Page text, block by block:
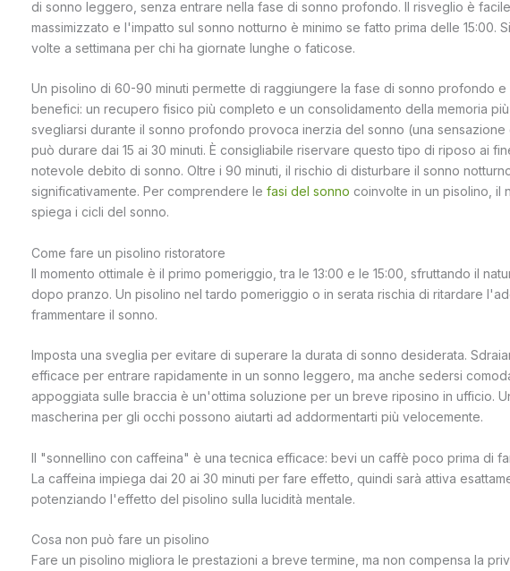
di sonno leggero, senza entrare nella fase di sonno profondo. Il risveglio è
massimizzato e l'impatto sul sonno notturno è minimo se fatto prima delle 15:00.
volte a settimana per chi ha giornate lunghe o faticose.
Un pisolino di 60-90 minuti permette di raggiungere la fase di sonno profondo
benefici: un recupero fisico più completo e un consolidamento della memoria
svegliarsi durante il sonno profondo provoca inerzia del sonno (una
può durare dai 15 ai 30 minuti. È consigliabile riservare questo tipo di riposo ai
notevole debito di sonno. Oltre i 90 minuti, il rischio di disturbare il sonno
significativamente. Per comprendere le fasi del sonno coinvolte in un pisolino, il
spiega i cicli del sonno.
Come fare un pisolino ristoratore
Il momento ottimale è il primo pomeriggio, tra le 13:00 e le 15:00, sfruttando il
dopo pranzo. Un pisolino nel tardo pomeriggio o in serata rischia di ritardare
frammentare il sonno.
Imposta una sveglia per evitare di superare la durata di sonno desiderata.
efficace per entrare rapidamente in un sonno leggero, ma anche sedersi
appoggiata sulle braccia è un'ottima soluzione per un breve riposino in ufficio.
mascherina per gli occhi possono aiutarti ad addormentarti più velocemente.
Il "sonnellino con caffeina" è una tecnica efficace: bevi un caffè poco prima di
La caffeina impiega dai 20 ai 30 minuti per fare effetto, quindi sarà attiva
potenziando l'effetto del pisolino sulla lucidità mentale.
Cosa non può fare un pisolino
Fare un pisolino migliora le prestazioni a breve termine, ma non compensa la